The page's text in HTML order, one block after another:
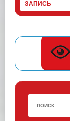
ЗАПИСЬ